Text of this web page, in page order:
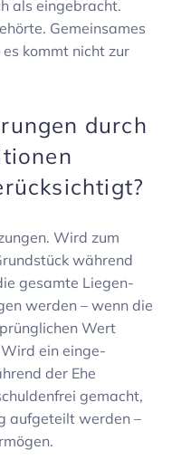
als einge­bracht.
Gemein­sames
kommt nicht zur
durch
Wird zum
während
gesamte Liegen­
werden – wenn die
Wert
Wird ein einge­
der Ehe
gemacht,
aufge­teilt werden –